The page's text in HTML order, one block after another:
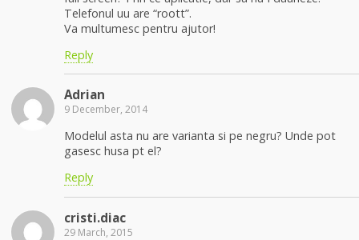
Telefonul uu are “roott”.
Va multumesc pentru ajutor!
Reply
Adrian
9 December, 2014
Modelul asta nu are varianta si pe negru? Unde pot
gasesc husa pt el?
Reply
cristi.diac
29 March, 2015